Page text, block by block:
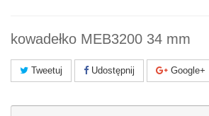
kowadełko MEB3200 34 mm
Tweetuj Udostępnij Google+